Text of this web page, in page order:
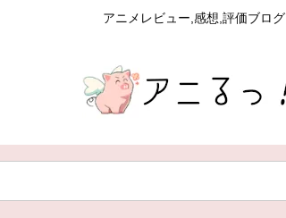
アニメレビュー,感想,評価ブログ